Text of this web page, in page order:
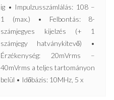
ig • Impulzusszámlálás: 108 –
1 (max.) • Felbontás: 8-
számjegyes kijelzés (+ 1
számjegy hatványkitevő) •
Érzékenység: 20mVrms –
40mVrms a teljes tartományon
belül • Időbázis: 10MHz, 5 x